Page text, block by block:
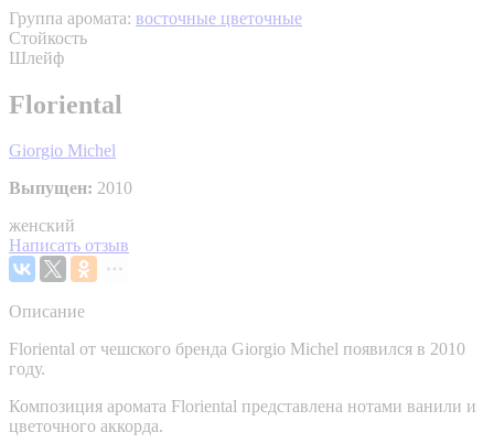
Группа аромата: восточные цветочные
Стойкость
Шлейф
Floriental
Giorgio Michel
Выпущен: 2010
женский
Написать отзыв
Описание
Floriental от чешского бренда Giorgio Michel появился в 2010
году.
Композиция аромата Floriental представлена нотами ванили и
цветочного аккорда.